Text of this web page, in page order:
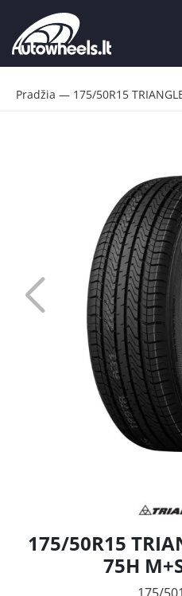
Pradžia — 175/50R15
175/50R15
75H